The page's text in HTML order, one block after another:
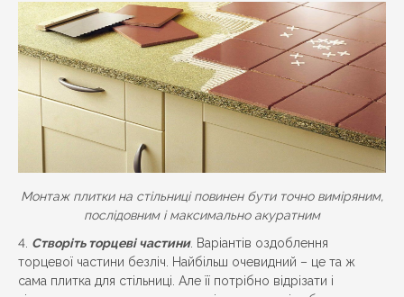
Монтаж плитки на стільниці повинен бути точно виміряним,
послідовним і максимально акуратним
Створіть торцеві частини. Варіантів оздоблення
торцевої частини безліч. Найбільш очевидний – це та ж
сама плитка для стільниці. Але її потрібно відрізати і